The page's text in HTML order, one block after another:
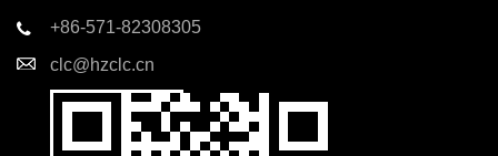
+86-571-82308305
clc@hzclc.cn